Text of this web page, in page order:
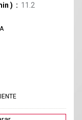
) 11.2